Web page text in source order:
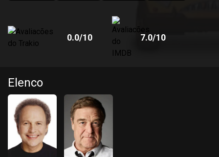
para o trabalho pode ser o melhor, pelo menos hoje.
0.0/10 7.0/10
Elenco